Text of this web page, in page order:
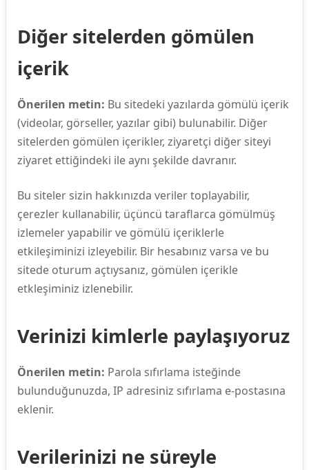
Diğer sitelerden gömülen
içerik
Önerilen metin: Bu sitedeki yazılarda gömülü içerik
(videolar, görseller, yazılar gibi) bulunabilir. Diğer
sitelerden gömülen içerikler, ziyaretçi diğer siteyi
ziyaret ettiğindeki ile aynı şekilde davranır.
Bu siteler sizin hakkınızda veriler toplayabilir,
çerezler kullanabilir, üçüncü taraflarca gömülmüş
izlemeler yapabilir ve gömülü içeriklerle
etkileşiminizi izleyebilir. Bir hesabınız varsa ve bu
sitede oturum açtıysanız, gömülen içerikle
etkleşiminiz izlenebilir.
Verinizi kimlerle paylaşıyoruz
Önerilen metin: Parola sıfırlama isteğinde
bulunduğunuzda, IP adresiniz sıfırlama e-postasına
eklenir.
Verilerinizi ne süreyle